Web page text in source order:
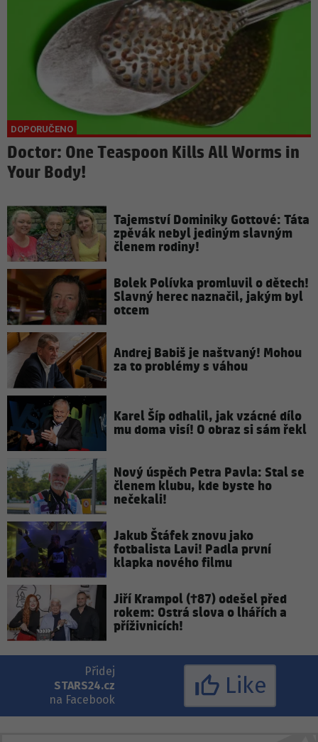
Doctor: One Teaspoon Kills All Worms in
Your Body!
Tajemství Dominiky Gottové: Táta
zpěvák nebyl jediným slavným
členem rodiny!
Bolek Polívka promluvil o dětech!
Slavný herec naznačil, jakým byl
otcem
Andrej Babiš je naštvaný! Mohou
za to problémy s váhou
Karel Šíp odhalil, jak vzácné dílo
mu doma visí! O obraz si sám řekl
Nový úspěch Petra Pavla: Stal se
členem klubu, kde byste ho
nečekali!
Jakub Štáfek znovu jako
fotbalista Lavi! Padla první
klapka nového filmu
Jiří Krampol (†87) odešel před
rokem: Ostrá slova o lhářích a
příživnicích!
Přidej
STARS24.cz
na Facebook
Like